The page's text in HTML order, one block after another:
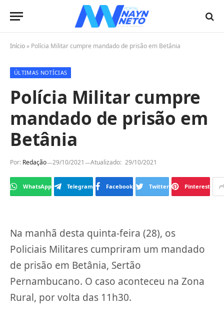
Início » Polícia Militar cumpre mandado de prisão em Betânia
ÚLTIMAS NOTÍCIAS
Polícia Militar cumpre
mandado de prisão em
Betânia
Por: Redação 29/10/2021 Atualizado: 29/10/2021
WhatsApp Telegram Facebook Twitter Pinterest
Na manhã desta quinta-feira (28), os
Policiais Militares cumpriram um mandado
de prisão em Betânia, Sertão
Pernambucano. O caso aconteceu na Zona
Rural, por volta das 11h30.